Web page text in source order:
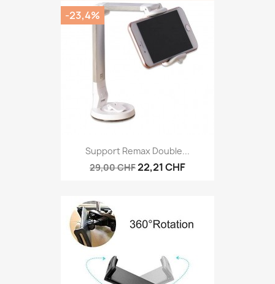
Support Remax Double...
29,00 CHF22,21 CHF
-23,4%